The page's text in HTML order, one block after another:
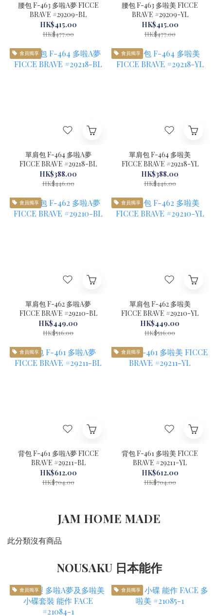
腰包 F-463 多啦A夢 FICCE
BRAVE #29209-BL
HK$415.00
HK$477.00
腰包 F-463 多啦美 FICCE
BRAVE #29209-YL
HK$415.00
HK$477.00
會員獨享
單肩包 F-464 多啦A夢
FICCE BRAVE #29218-BL
HK$388.00
HK$446.00
會員獨享
單肩包 F-464 多啦美
FICCE BRAVE #29218-YL
HK$388.00
HK$446.00
會員獨享
單肩包 F-462 多啦A夢
FICCE BRAVE #29210-BL
HK$449.00
HK$516.00
會員獨享
單肩包 F-462 多啦美
FICCE BRAVE #29210-YL
HK$449.00
HK$516.00
會員獨享
背包 F-461 多啦A夢 FICCE
BRAVE #29211-BL
HK$612.00
HK$704.00
會員獨享
背包 F-461 多啦美 FICCE
BRAVE #29211-YL
HK$612.00
HK$704.00
JAM HOME MADE
此分類沒有商品
NOUSAKU 日本能作
會員獨享 會員獨享